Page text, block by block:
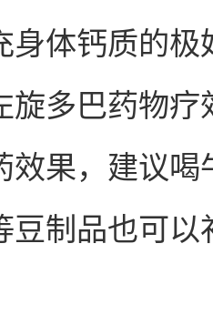
身体钙质的
旋多巴药物
效果，建议
豆制品也可以